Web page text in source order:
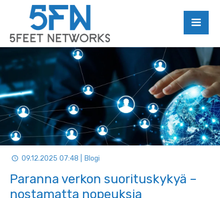
09.12.2025 07:48 | Blogi
Paranna verkon suorituskykyä –
nostamatta nopeuksia